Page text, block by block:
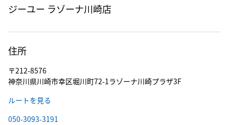
ジーユー ラゾーナ川崎店
住所
〒212-8576
神奈川県川崎市幸区堀川町72-1ラゾーナ川崎プラザ3F
ルートを見る
050-3093-3191